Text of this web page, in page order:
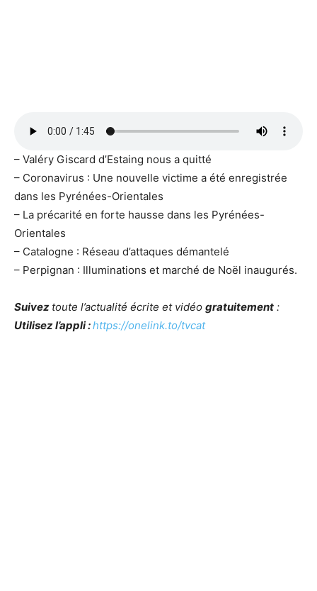
– Valéry Giscard d’Estaing nous a quitté
– Coronavirus : Une nouvelle victime a été enregistrée
dans les Pyrénées-Orientales
– La précarité en forte hausse dans les Pyrénées-
Orientales
– Catalogne : Réseau d’attaques démantelé
– Perpignan : Illuminations et marché de Noël inaugurés.
Suivez toute l’actualité écrite et vidéo gratuitement :
Utilisez l’appli :https://onelink.to/tvcat